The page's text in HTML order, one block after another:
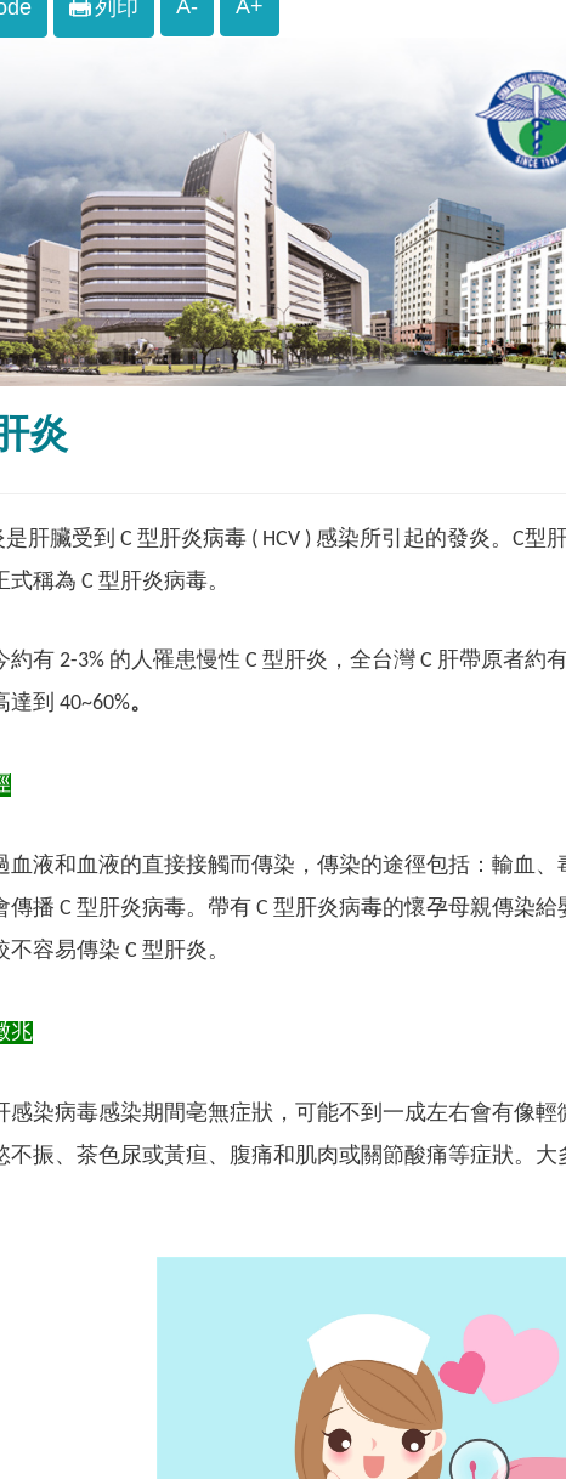
列印 A- A+
炎
是肝臟受到 C 型肝炎病毒 ( HCV ) 感染所引起的發炎。C
式稱為 C 型肝炎病毒。
約有 2-3% 的人罹患慢性 C 型肝炎，全台灣 C 肝帶原者
達到 40~60%。
血液和血液的直接接觸而傳染，傳染的途徑包括：輸血
傳播 C 型肝炎病毒。帶有 C 型肝炎病毒的懷孕母親傳染
不容易傳染 C 型肝炎。
兆
感染病毒感染期間亳無症狀，可能不到一成左右會有像
不振、茶色尿或黃疸、腹痛和肌肉或關節酸痛等症狀。